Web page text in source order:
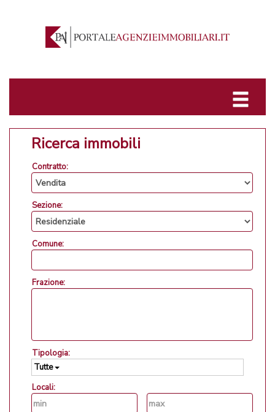
Ricerca immobili
Contratto:
Sezione:
Comune:
Frazione:
Tipologia:
Tutte
Locali: